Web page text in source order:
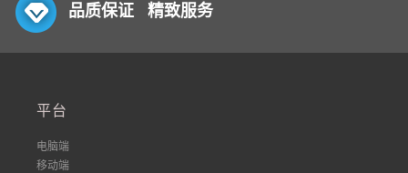
品质保证 精致服务
平台
电脑端
移动端